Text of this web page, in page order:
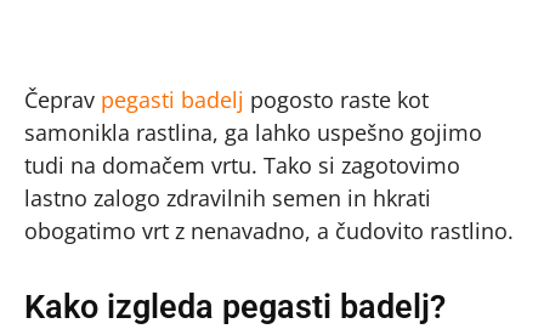
Čeprav pegasti badelj pogosto raste kot
samonikla rastlina, ga lahko uspešno gojimo
tudi na domačem vrtu. Tako si zagotovimo
lastno zalogo zdravilnih semen in hkrati
obogatimo vrt z nenavadno, a čudovito rastlino.
Kako izgleda pegasti badelj?